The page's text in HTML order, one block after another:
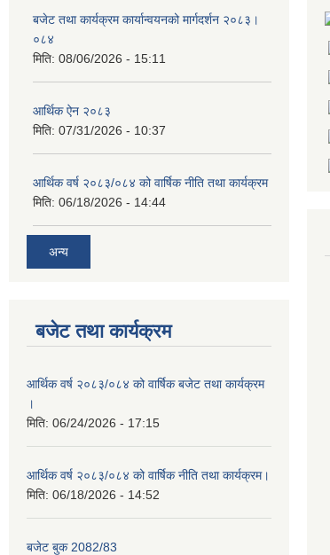
बजेट तथा कार्यक्रम कार्यान्वयनको मार्गदर्शन २०८३।
०८४
मिति: 08/06/2026 - 15:11
आर्थिक ऐन २०८३
मिति: 07/31/2026 - 10:37
आर्थिक वर्ष २०८३/०८४ को वार्षिक नीति तथा कार्यक्रम
मिति: 06/18/2026 - 14:44
अन्य
बजेट तथा कार्यक्रम
आर्थिक वर्ष २०८३/०८४ को वार्षिक बजेट तथा कार्यक्रम
।
मिति: 06/24/2026 - 17:15
आर्थिक वर्ष २०८३/०८४ को वार्षिक नीति तथा कार्यक्रम।
मिति: 06/18/2026 - 14:52
बजेट बुक 2082/83